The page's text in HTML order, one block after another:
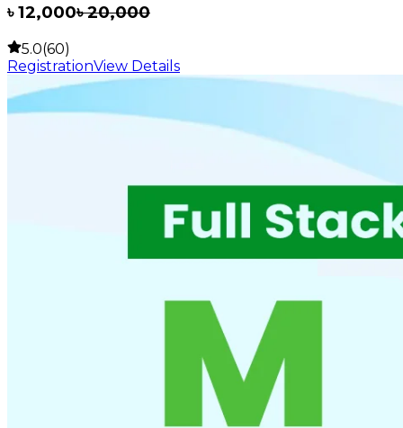
৳12,000৳20,000
5.0(60)
RegistrationView Details